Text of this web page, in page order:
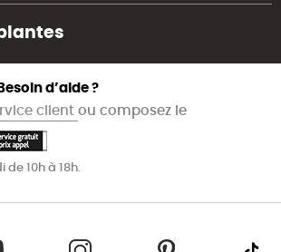
d’aide ?
client ou composez le
de 10h à 18h.